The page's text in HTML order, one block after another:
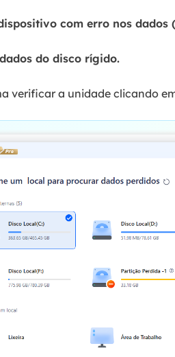
com erro nos
do disco rígido.
verificar a unidade clicando